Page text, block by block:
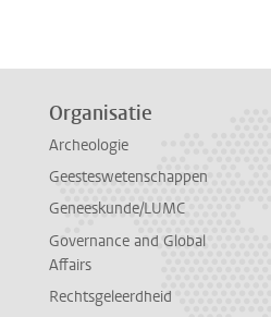
Organisatie
Archeologie
Geesteswetenschappen
Geneeskunde/LUMC
Governance and Global
Affairs
Rechtsgeleerdheid